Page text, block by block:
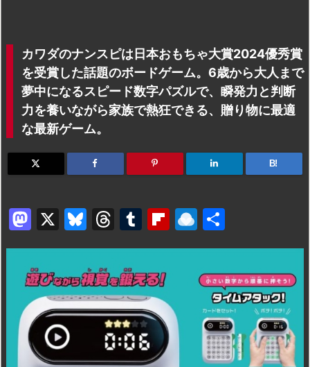
カワダのナンスピは日本おもちゃ大賞2024優秀賞
を受賞した話題のボードゲーム。6歳から大人まで
夢中になるスピード数字パズルで、瞬発力と判断
力を養いながら家族で熱狂できる、贈り物に最適
な最新ゲーム。
B!
M
a
st
o
d
o
n
X
Bl
u
e
s
k
T
hr
e
a
d
s
T
u
bl
r
Fl
ip
ar
d
R
ai
dr
o
p.
io
有